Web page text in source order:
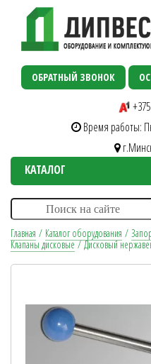
ОБРАТНЫЙ ЗВОНОК
Время работы:
КАТАЛОГ
Главная / Каталог оборудования /
Клапаны дисковые/ Дисковый